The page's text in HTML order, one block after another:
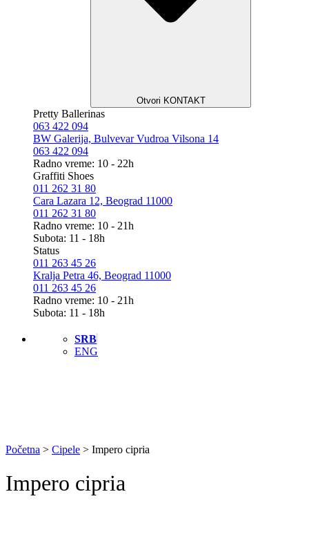
Otvori KONTAKT
Pretty Ballerinas
063 422 094
BW Galerija, Bulvevar Vudroa Vilsona 14
063 422 094
Radno vreme: 10 - 22h
Graffiti Shoes
011 262 31 80
Cara Lazara 12, Beograd 11000
011 262 31 80
Radno vreme: 10 - 21h
Subota: 11 - 18h
Status
011 263 45 26
Kralja Petra 46, Beograd 11000
011 263 45 26
Radno vreme: 10 - 21h
Subota: 11 - 18h
SRB
ENG
Početna > Cipele > Impero cipria
Impero cipria